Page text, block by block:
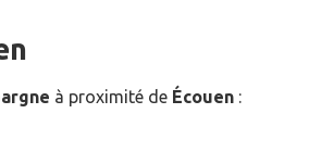
à proximité de Écouen :